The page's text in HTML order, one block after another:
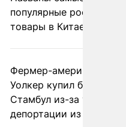
популярные российские
товары в Китае
Фермер-американец
Уолкер купил билет в
Стамбул из-за угрозы
депортации из России